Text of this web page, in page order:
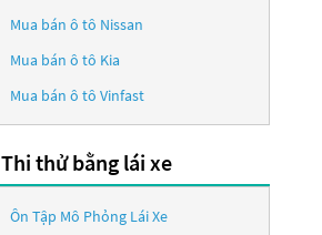
Mua bán ô tô Nissan
Mua bán ô tô Kia
Mua bán ô tô Vinfast
Thi thử bằng lái xe
Ôn Tập Mô Phỏng Lái Xe